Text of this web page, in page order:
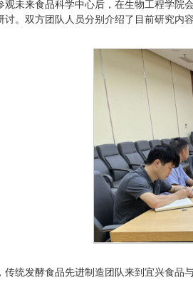
观未来食品科学中心后，在生物工程学院
讨。双方团队人员分别介绍了目前研究内
传统发酵食品先进制造团队来到宜兴食品